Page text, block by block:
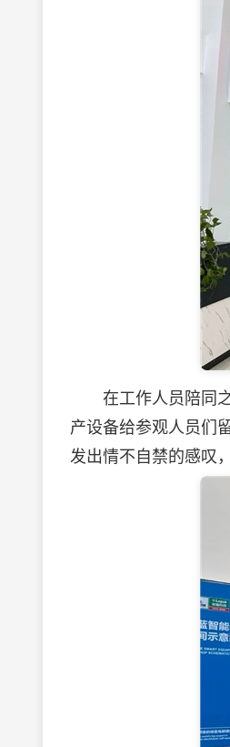
在工作人员陪同之
产设备给参观人员们
发出情不自禁的感叹